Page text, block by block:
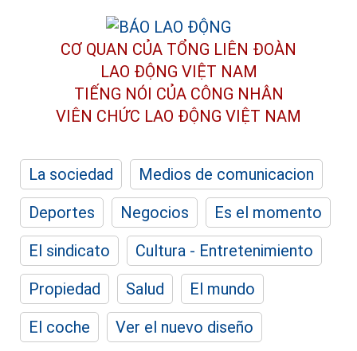
CƠ QUAN CỦA TỔNG LIÊN ĐOÀN
LAO ĐỘNG VIỆT NAM
TIẾNG NÓI CỦA CÔNG NHÂN
VIÊN CHỨC LAO ĐỘNG VIỆT NAM
La sociedad
Medios de comunicacion
Deportes
Negocios
Es el momento
El sindicato
Cultura - Entretenimiento
Propiedad
Salud
El mundo
El coche
Ver el nuevo diseño